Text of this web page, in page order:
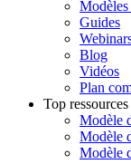
Modèles
Guides
Blog
Vidéos
Plan
Top ressources
Modèle
Modèle
Modèle